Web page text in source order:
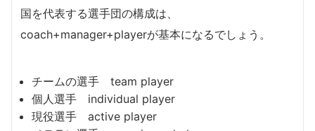
国を代表する選手団の構成は、
coach+manager+playerが基本になるでしょう。
チームの選手 team player
個人選手 individual player
現役選手 active player